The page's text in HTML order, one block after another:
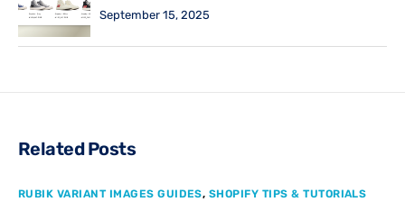
September 15, 2025
Related Posts
RUBIK VARIANT IMAGES GUIDES, SHOPIFY TIPS & TUTORIALS